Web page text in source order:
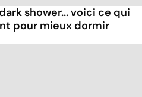
shower... voici ce qui
pour mieux dormir